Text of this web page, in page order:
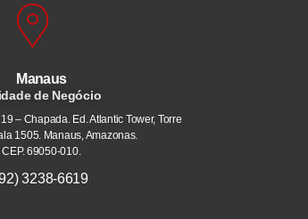
Manaus
de Negócio
– Chapada. Ed. Atlantic Tower, Torre
1505. Manaus, Amazonas.
CEP. 69050-010.
3238-6619